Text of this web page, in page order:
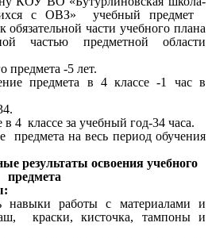
с ОВЗ» учебный предмет
обязательной части учебного плана
частью предметной области
предмета -5 лет.
предмета в 4 классе -1 час в
4 классе за учебный год-34 часа.
предмета на весь период обучения
результаты освоения учебного
предмета
навыки работы с материалами и
краски, кисточка, тампоны и